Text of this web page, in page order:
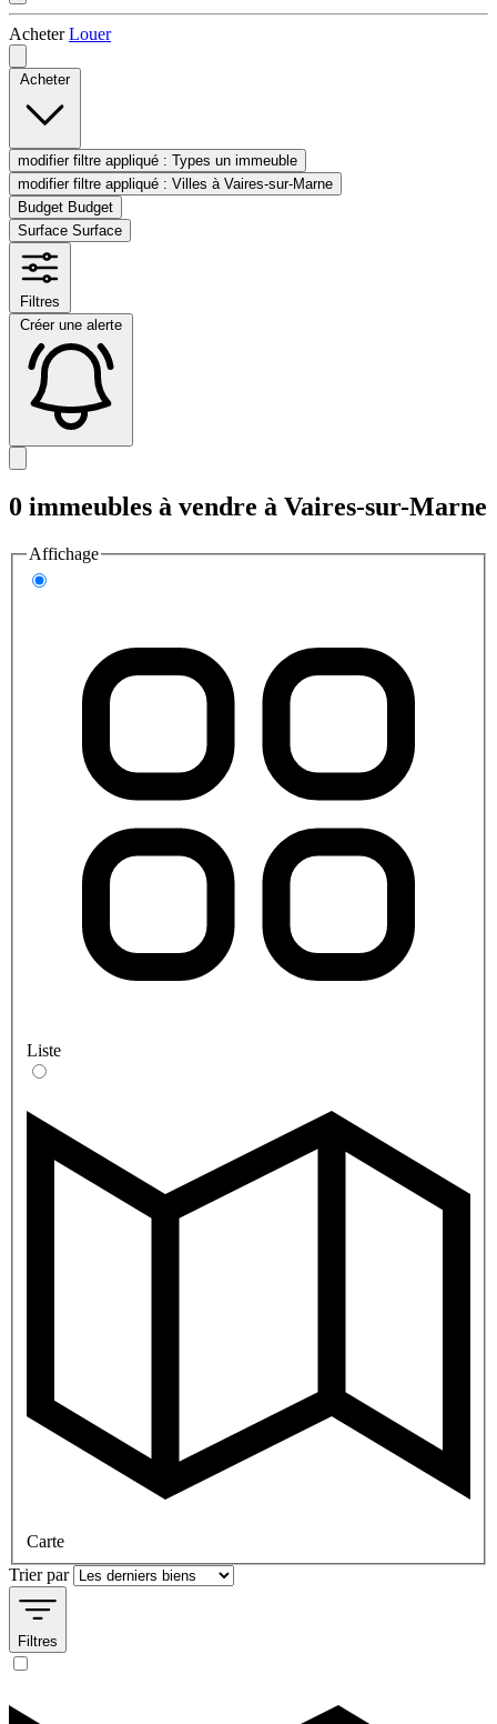
AcheterLouer
Acheter
modifier filtre appliqué : Types un immeuble
modifier filtre appliqué : Villes à Vaires-sur-Marne
Budget Budget
Surface Surface
Filtres
Créer une alerte
0 immeubles à vendre à Vaires-sur-Marne
Affichage
Liste
Carte
Trier par
Filtres